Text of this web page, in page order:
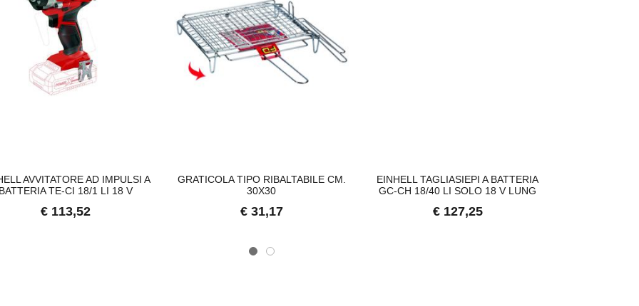
AVVITATORE AD IMPULSI A
BATTERIA TE-CI 18/1 LI 18 V
€ 113,52
GRATICOLA TIPO RIBALTABILE CM.
30X30
€ 31,17
EINHELL TAGLIASIEPI A BATTERIA
GC-CH 18/40 LI SOLO 18 V LUNG
€ 127,25